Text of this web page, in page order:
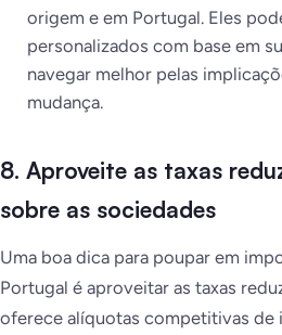
origem e em Portugal. Eles
personalizados com base em
navegar melhor pelas
mudança.
8. Aproveite as taxas
sobre as sociedades
Uma boa dica para poupar em
Portugal é aproveitar as taxas
oferece alíquotas competitivas